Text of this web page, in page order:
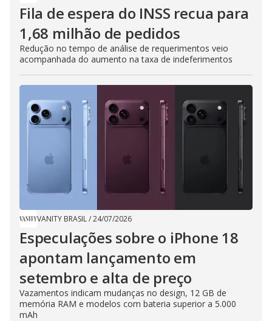
Fila de espera do INSS recua para
1,68 milhão de pedidos
Redução no tempo de análise de requerimentos veio
acompanhada do aumento na taxa de indeferimentos
VANITY BRASIL/24/07/2026
Especulações sobre o iPhone 18
apontam lançamento em
setembro e alta de preço
Vazamentos indicam mudanças no design, 12 GB de
memória RAM e modelos com bateria superior a 5.000
mAh